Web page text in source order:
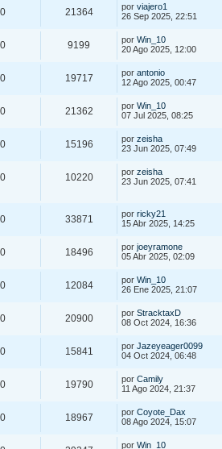
0 21364 por viajero1
26 Sep 2025, 22:51
0 9199 por Win_10
20 Ago 2025, 12:00
0 19717 por antonio
12 Ago 2025, 00:47
0 21362 por Win_10
07 Jul 2025, 08:25
0 15196 por zeisha
23 Jun 2025, 07:49
0 10220 por zeisha
23 Jun 2025, 07:41
0 33871 por ricky21
15 Abr 2025, 14:25
0 18496 por joeyramone
05 Abr 2025, 02:09
0 12084 por Win_10
26 Ene 2025, 21:07
0 20900 por StracktaxD
08 Oct 2024, 16:36
0 15841 por Jazeyeager0099
04 Oct 2024, 06:48
0 19790 por Camily
11 Ago 2024, 21:37
0 18967 por Coyote_Dax
08 Ago 2024, 15:07
por Win_10